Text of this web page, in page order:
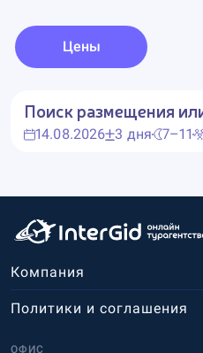
Цены
Поиск размещения
14.08.2026 3 дня 7–11
Компания
ОФИС
Политики и соглашения